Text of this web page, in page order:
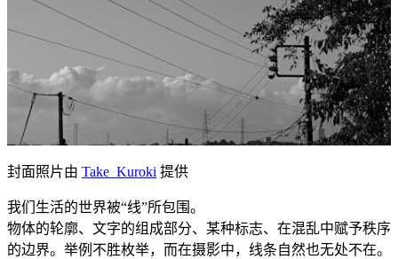
封面照片由 Take_Kuroki 提供
我们生活的世界被“线”所包围。
物体的轮廓、文字的组成部分、某种标志、在混乱中赋予秩序
的边界。举例不胜枚举，而在摄影中，线条自然也无处不在。